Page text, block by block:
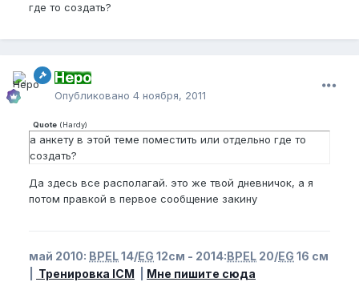
где то создать?
Неро
Опубликовано 4 ноября, 2011
Quote (Hardy)
а анкету в этой теме поместить или отдельно где то
создать?
Да здесь все располагай. это же твой дневничок, а я
потом правкой в первое сообщение закину
май 2010: BPEL14/EG 12см - 2014:BPEL 20/EG 16 см
Тренировка ICM Мне пишите сюда